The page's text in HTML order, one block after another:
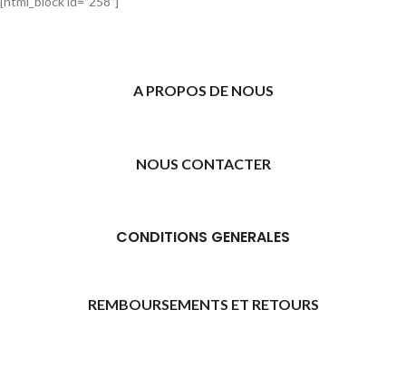
A PROPOS DE NOUS
NOUS CONTACTER
CONDITIONS GENERALES
REMBOURSEMENTS ET RETOURS